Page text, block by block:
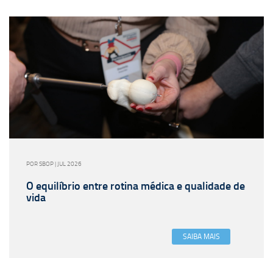
POR SBOP | JUL 2026
O equilíbrio entre rotina médica e qualidade de
vida
SAIBA MAIS